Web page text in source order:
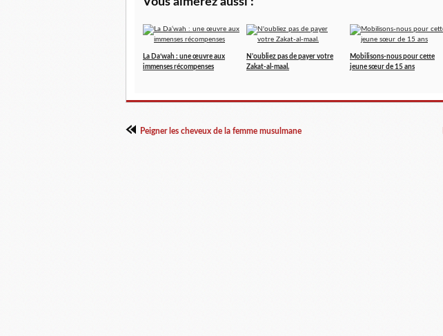
La Da‘wah : une œuvre aux
immenses récompenses
N'oubliez pas de payer votre
Zakat-al-maal.
Mobilisons-nous pour cette
jeune sœur de 15 ans
Peigner les cheveux de la femme musulmane